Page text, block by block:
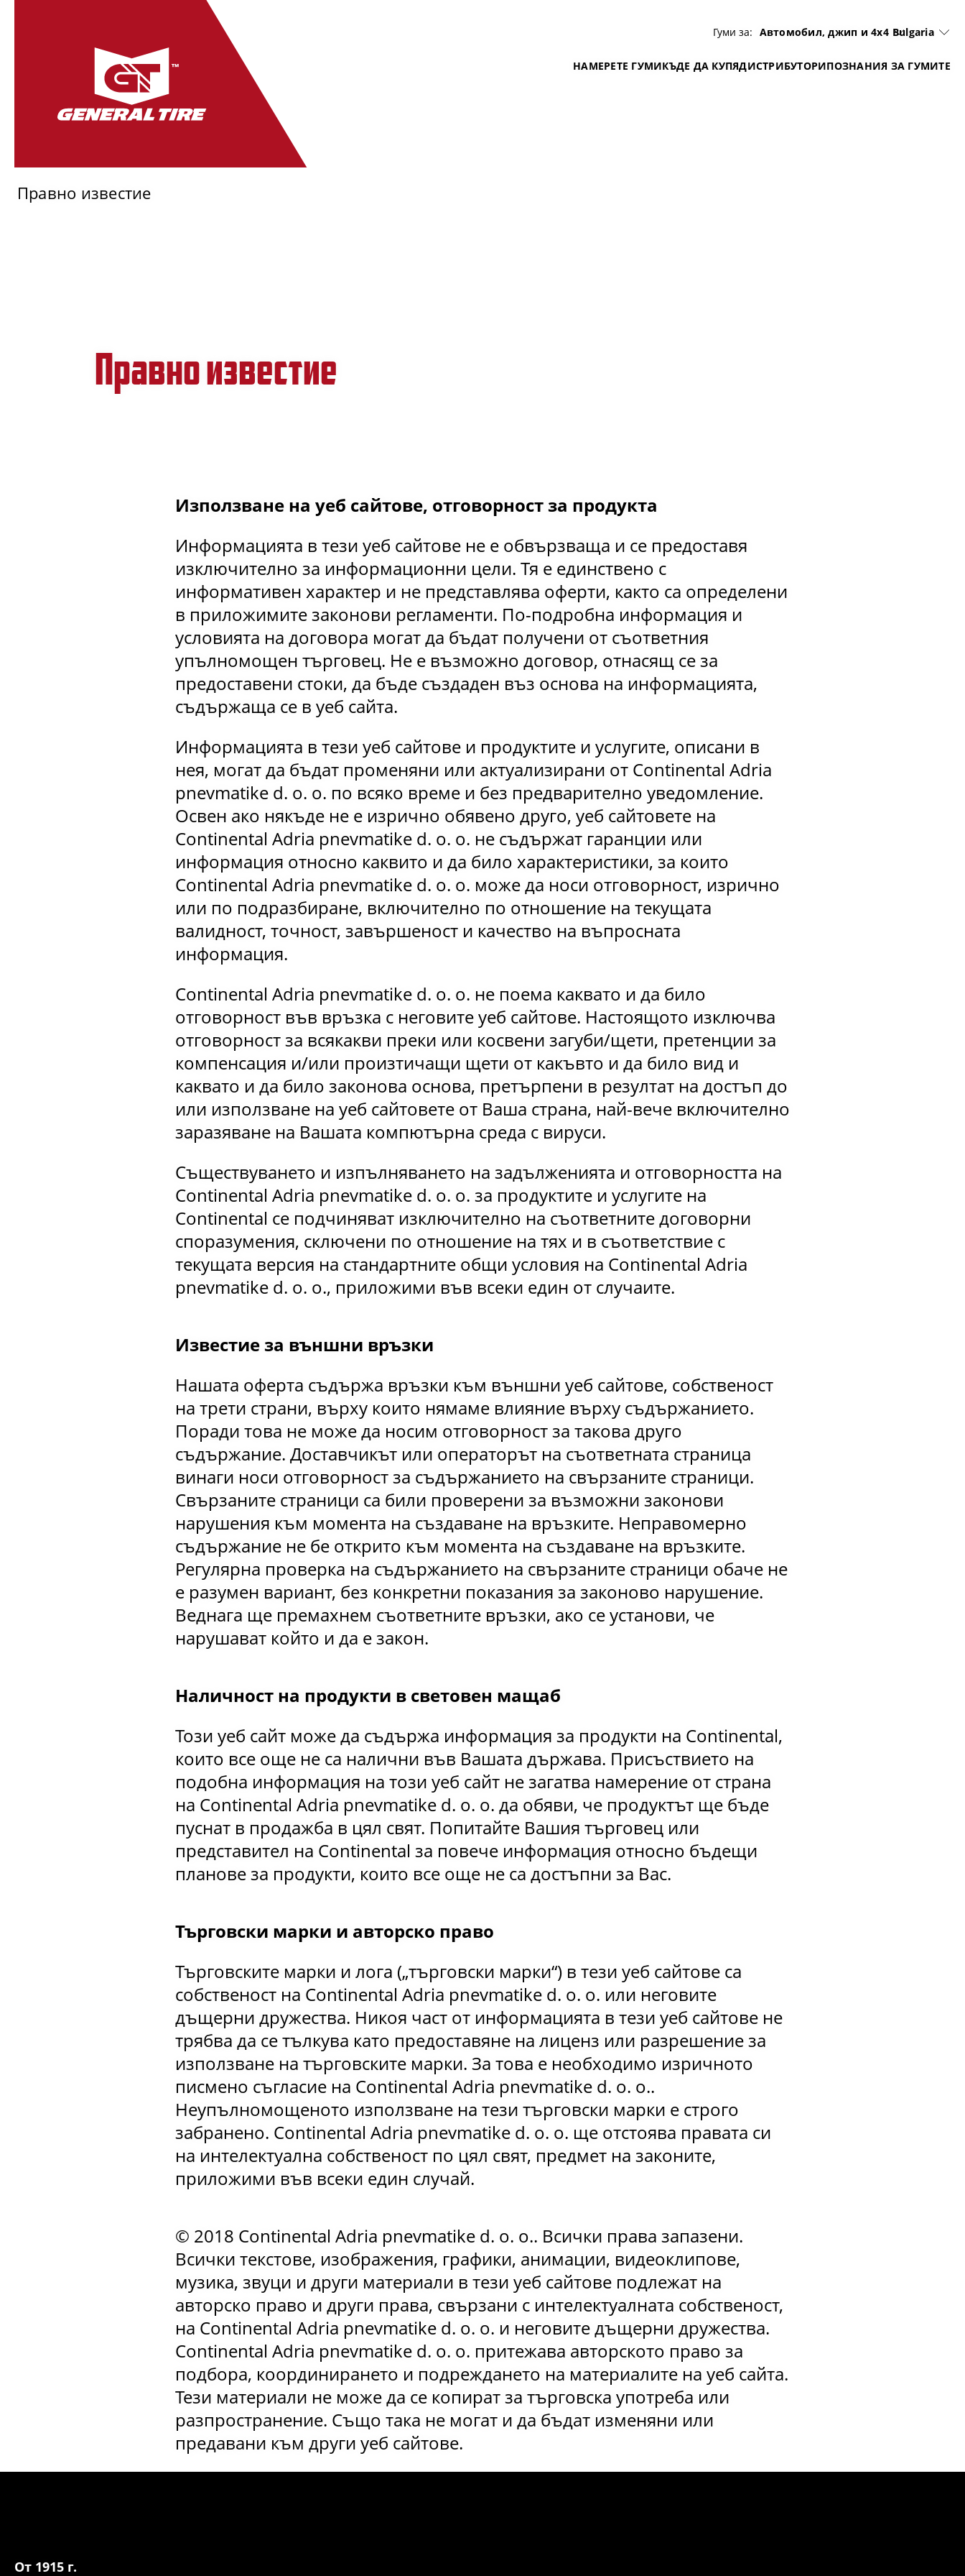
Гуми за: Автомобил, джип и 4x4 Bulgaria
НАМЕРЕТЕ ГУМИКЪДЕ ДА КУПЯДИСТРИБУТОРИПОЗНАНИЯ ЗА ГУМИТЕ
Правно известие
Правно известие
Използване на уеб сайтове, отговорност за продукта
Информацията в тези уеб сайтове не е обвързваща и се предоставя
изключително за информационни цели. Тя е единствено с
информативен характер и не представлява оферти, както са определени
в приложимите законови регламенти. По-подробна информация и
условията на договора могат да бъдат получени от съответния
упълномощен търговец. Не е възможно договор, отнасящ се за
предоставени стоки, да бъде създаден въз основа на информацията,
съдържаща се в уеб сайта.
Информацията в тези уеб сайтове и продуктите и услугите, описани в
нея, могат да бъдат променяни или актуализирани от Continental Adria
pnevmatike d. o. o. по всяко време и без предварително уведомление.
Освен ако някъде не е изрично обявено друго, уеб сайтовете на
Continental Adria pnevmatike d. o. o. не съдържат гаранции или
информация относно каквито и да било характеристики, за които
Continental Adria pnevmatike d. o. o. може да носи отговорност, изрично
или по подразбиране, включително по отношение на текущата
валидност, точност, завършеност и качество на въпросната
информация.
Continental Adria pnevmatike d. o. o. не поема каквато и да било
отговорност във връзка с неговите уеб сайтове. Настоящото изключва
отговорност за всякакви преки или косвени загуби/щети, претенции за
компенсация и/или произтичащи щети от какъвто и да било вид и
каквато и да било законова основа, претърпени в резултат на достъп до
или използване на уеб сайтовете от Ваша страна, най-вече включително
заразяване на Вашата компютърна среда с вируси.
Съществуването и изпълняването на задълженията и отговорността на
Continental Adria pnevmatike d. o. o. за продуктите и услугите на
Continental се подчиняват изключително на съответните договорни
споразумения, сключени по отношение на тях и в съответствие с
текущата версия на стандартните общи условия на Continental Adria
pnevmatike d. o. o., приложими във всеки един от случаите.
Известие за външни връзки
Нашата оферта съдържа връзки към външни уеб сайтове, собственост
на трети страни, върху които нямаме влияние върху съдържанието.
Поради това не може да носим отговорност за такова друго
съдържание. Доставчикът или операторът на съответната страница
винаги носи отговорност за съдържанието на свързаните страници.
Свързаните страници са били проверени за възможни законови
нарушения към момента на създаване на връзките. Неправомерно
съдържание не бе открито към момента на създаване на връзките.
Регулярна проверка на съдържанието на свързаните страници обаче не
е разумен вариант, без конкретни показания за законово нарушение.
Веднага ще премахнем съответните връзки, ако се установи, че
нарушават който и да е закон.
Наличност на продукти в световен мащаб
Този уеб сайт може да съдържа информация за продукти на Continental,
които все още не са налични във Вашата държава. Присъствието на
подобна информация на този уеб сайт не загатва намерение от страна
на Continental Adria pnevmatike d. o. o. да обяви, че продуктът ще бъде
пуснат в продажба в цял свят. Попитайте Вашия търговец или
представител на Continental за повече информация относно бъдещи
планове за продукти, които все още не са достъпни за Вас.
Търговски марки и авторско право
Търговските марки и лога („търговски марки“) в тези уеб сайтове са
собственост на Continental Adria pnevmatike d. o. o. или неговите
дъщерни дружества. Никоя част от информацията в тези уеб сайтове не
трябва да се тълкува като предоставяне на лиценз или разрешение за
използване на търговските марки. За това е необходимо изричното
писмено съгласие на Continental Adria pnevmatike d. o. o..
Неупълномощеното използване на тези търговски марки е строго
забранено. Continental Adria pnevmatike d. o. o. ще отстоява правата си
на интелектуална собственост по цял свят, предмет на законите,
приложими във всеки един случай.
© 2018 Continental Adria pnevmatike d. o. o.. Всички права запазени.
Всички текстове, изображения, графики, анимации, видеоклипове,
музика, звуци и други материали в тези уеб сайтове подлежат на
авторско право и други права, свързани с интелектуалната собственост,
на Continental Adria pnevmatike d. o. o. и неговите дъщерни дружества.
Continental Adria pnevmatike d. o. o. притежава авторското право за
подбора, координирането и подреждането на материалите на уеб сайта.
Тези материали не може да се копират за търговска употреба или
разпространение. Също така не могат и да бъдат изменяни или
предавани към други уеб сайтове.
От 1915 г.